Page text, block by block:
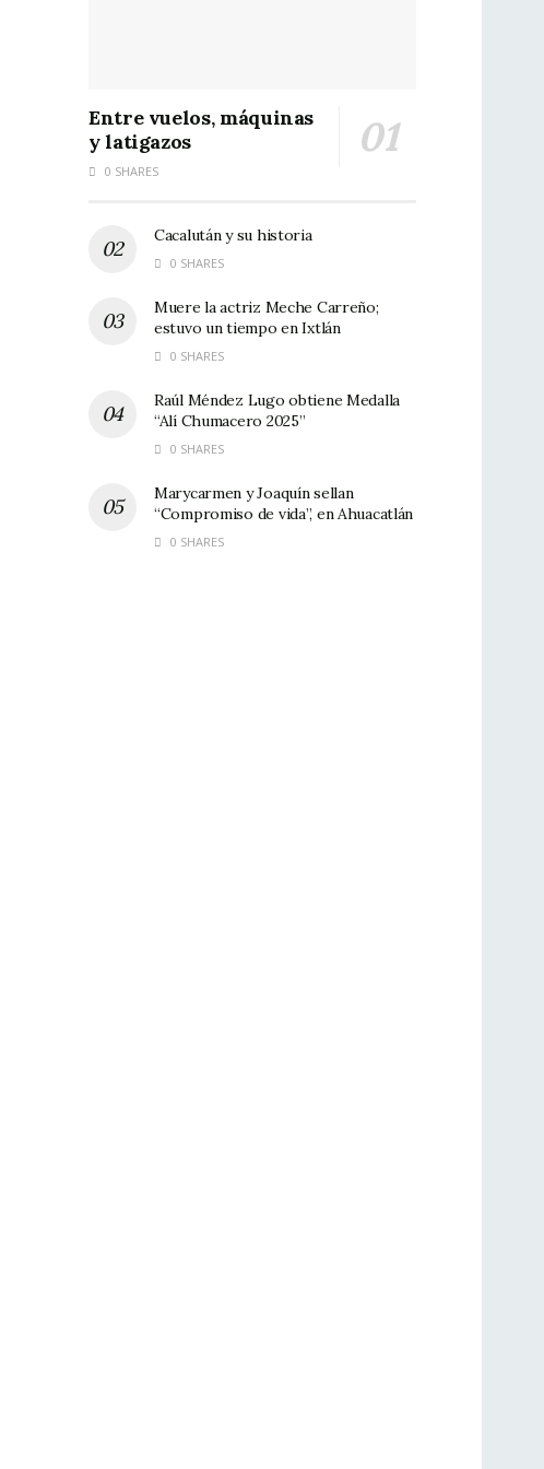
Entre vuelos, máquinas
y latigazos
0 SHARES
Cacalután y su historia
0 SHARES
Muere la actriz Meche Carreño;
estuvo un tiempo en Ixtlán
0 SHARES
Raúl Méndez Lugo obtiene Medalla
“Alí Chumacero 2025”
0 SHARES
Marycarmen y Joaquín sellan
“Compromiso de vida”, en Ahuacatlán
0 SHARES